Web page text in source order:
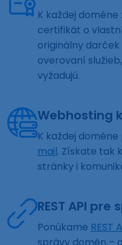
K každej
certifikát o
originálny
overovaní
vyžadujú.
Webhosting
K každej
mail. Získate tak
stránky i
REST API
Ponúkame REST